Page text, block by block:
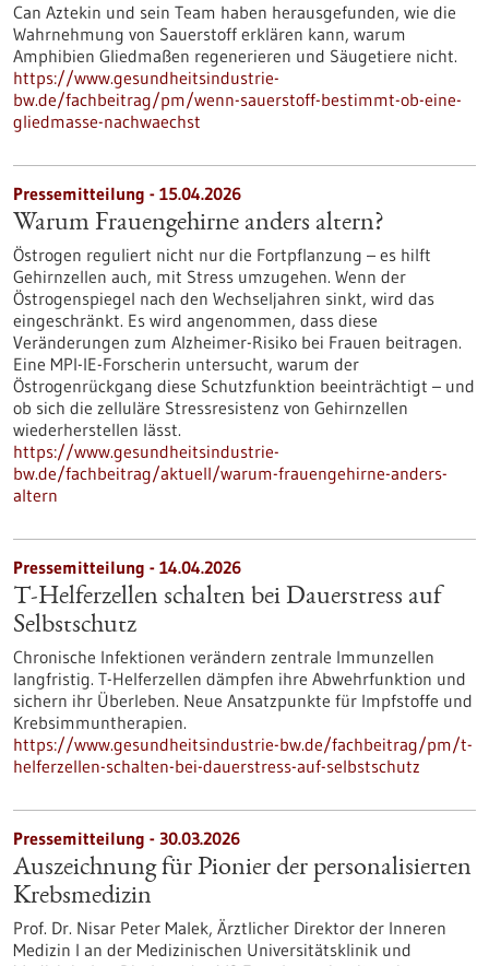
Can Aztekin und sein Team haben herausgefunden, wie die
Wahrnehmung von Sauerstoff erklären kann, warum
Amphibien Gliedmaßen regenerieren und Säugetiere nicht.
https://www.gesundheitsindustrie-
bw.de/fachbeitrag/pm/wenn-sauerstoff-bestimmt-ob-eine-
gliedmasse-nachwaechst
Pressemitteilung - 15.04.2026
Warum Frauengehirne anders altern?
Östrogen reguliert nicht nur die Fortpflanzung – es hilft
Gehirnzellen auch, mit Stress umzugehen. Wenn der
Östrogenspiegel nach den Wechseljahren sinkt, wird das
eingeschränkt. Es wird angenommen, dass diese
Veränderungen zum Alzheimer-Risiko bei Frauen beitragen.
Eine MPI-IE-Forscherin untersucht, warum der
Östrogenrückgang diese Schutzfunktion beeinträchtigt – und
ob sich die zelluläre Stressresistenz von Gehirnzellen
wiederherstellen lässt.
https://www.gesundheitsindustrie-
bw.de/fachbeitrag/aktuell/warum-frauengehirne-anders-
altern
Pressemitteilung - 14.04.2026
T-Helferzellen schalten bei Dauerstress auf
Selbstschutz
Chronische Infektionen verändern zentrale Immunzellen
langfristig. T-Helferzellen dämpfen ihre Abwehrfunktion und
sichern ihr Überleben. Neue Ansatzpunkte für Impfstoffe und
Krebsimmuntherapien.
https://www.gesundheitsindustrie-bw.de/fachbeitrag/pm/t-
helferzellen-schalten-bei-dauerstress-auf-selbstschutz
Pressemitteilung - 30.03.2026
Auszeichnung für Pionier der personalisierten
Krebsmedizin
Prof. Dr. Nisar Peter Malek, Ärztlicher Direktor der Inneren
Medizin I an der Medizinischen Universitätsklinik und